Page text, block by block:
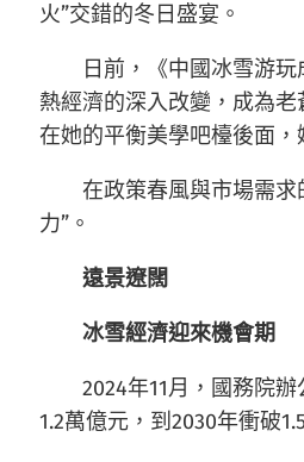
火”交錯的冬日盛宴。
日前，《中國冰雪游玩
熱經濟的深入改變，成為老
在她的平衡美學吧檯後面
在政策春風與市場需
力”。
遠景遼闊
冰雪經濟迎來機會期
2024年11月，國務院
1.2萬億元，到2030年衝破